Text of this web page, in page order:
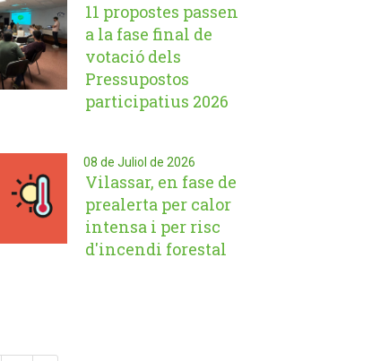
11 propostes passen
a la fase final de
votació dels
Pressupostos
participatius 2026
08 de Juliol de 2026
Vilassar, en fase de
prealerta per calor
intensa i per risc
d'incendi forestal